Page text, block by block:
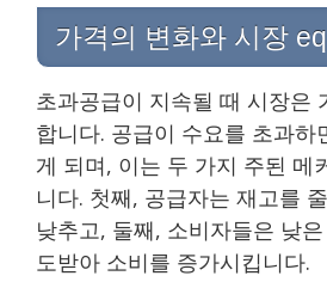
가격의 변화와 시장
초과공급이 지속될 때 시장은
합니다. 공급이 수요를 초과하
게 되며, 이는 두 가지 주된 메
니다. 첫째, 공급자는 재고를
낮추고, 둘째, 소비자들은 낮
도받아 소비를 증가시킵니다.